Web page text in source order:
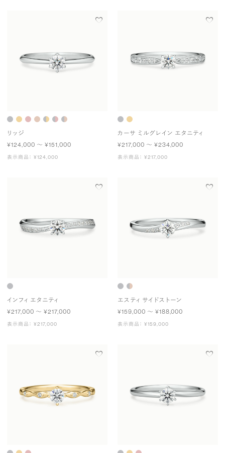
リッジ
¥124,000 〜 ¥151,000
表示商品： ¥124,000
カーサ ミルグレイン エタニティ
¥217,000 〜 ¥234,000
表示商品： ¥217,000
インフィ エタニティ
¥217,000 〜 ¥217,000
表示商品： ¥217,000
エスティ サイドストーン
¥159,000 〜 ¥188,000
表示商品： ¥159,000